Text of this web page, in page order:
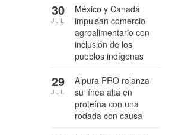
México y Canadá
impulsan comercio
agroalimentario con
inclusión de los
pueblos indígenas
30
JUL
Alpura PRO relanza
su línea alta en
proteína con una
rodada con causa
29
JUL